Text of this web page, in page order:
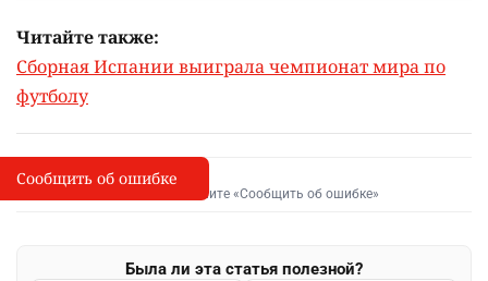
Читайте также:
Сборная Испании выиграла чемпионат мира по
футболу
I
Сообщить об опечатке
Выделите фрагмент и нажмите «Сообщить об ошибке»
Была ли эта статья полезной?
Сообщить об ошибке